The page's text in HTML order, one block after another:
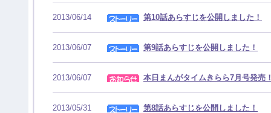
2013/06/14 第10話あらすじを公開しました！
2013/06/07 第9話あらすじを公開しました！
2013/06/07 本日まんがタイムきらら7月号発売
2013/05/31 第8話あらすじを公開しました！